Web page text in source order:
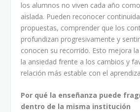
los alumnos no viven cada año
aislada. Pueden reconocer
propuestas, comprender que los
profundizan progresivamente y
conocen su recorrido. Esto mejora
la ansiedad frente a los cambios y
relación más estable con el
Por qué la enseñanza puede
dentro de la misma institución